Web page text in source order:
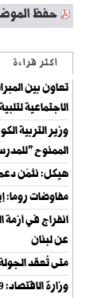
حفظ
أكثر قراءة
تعاون بين
الاجتماعية
وزير التربية
الممنوح
هيكل: نثمّن دعم
مفاوضات روما:
انفراج في أزمة
عن لبنان
متى تُعقد